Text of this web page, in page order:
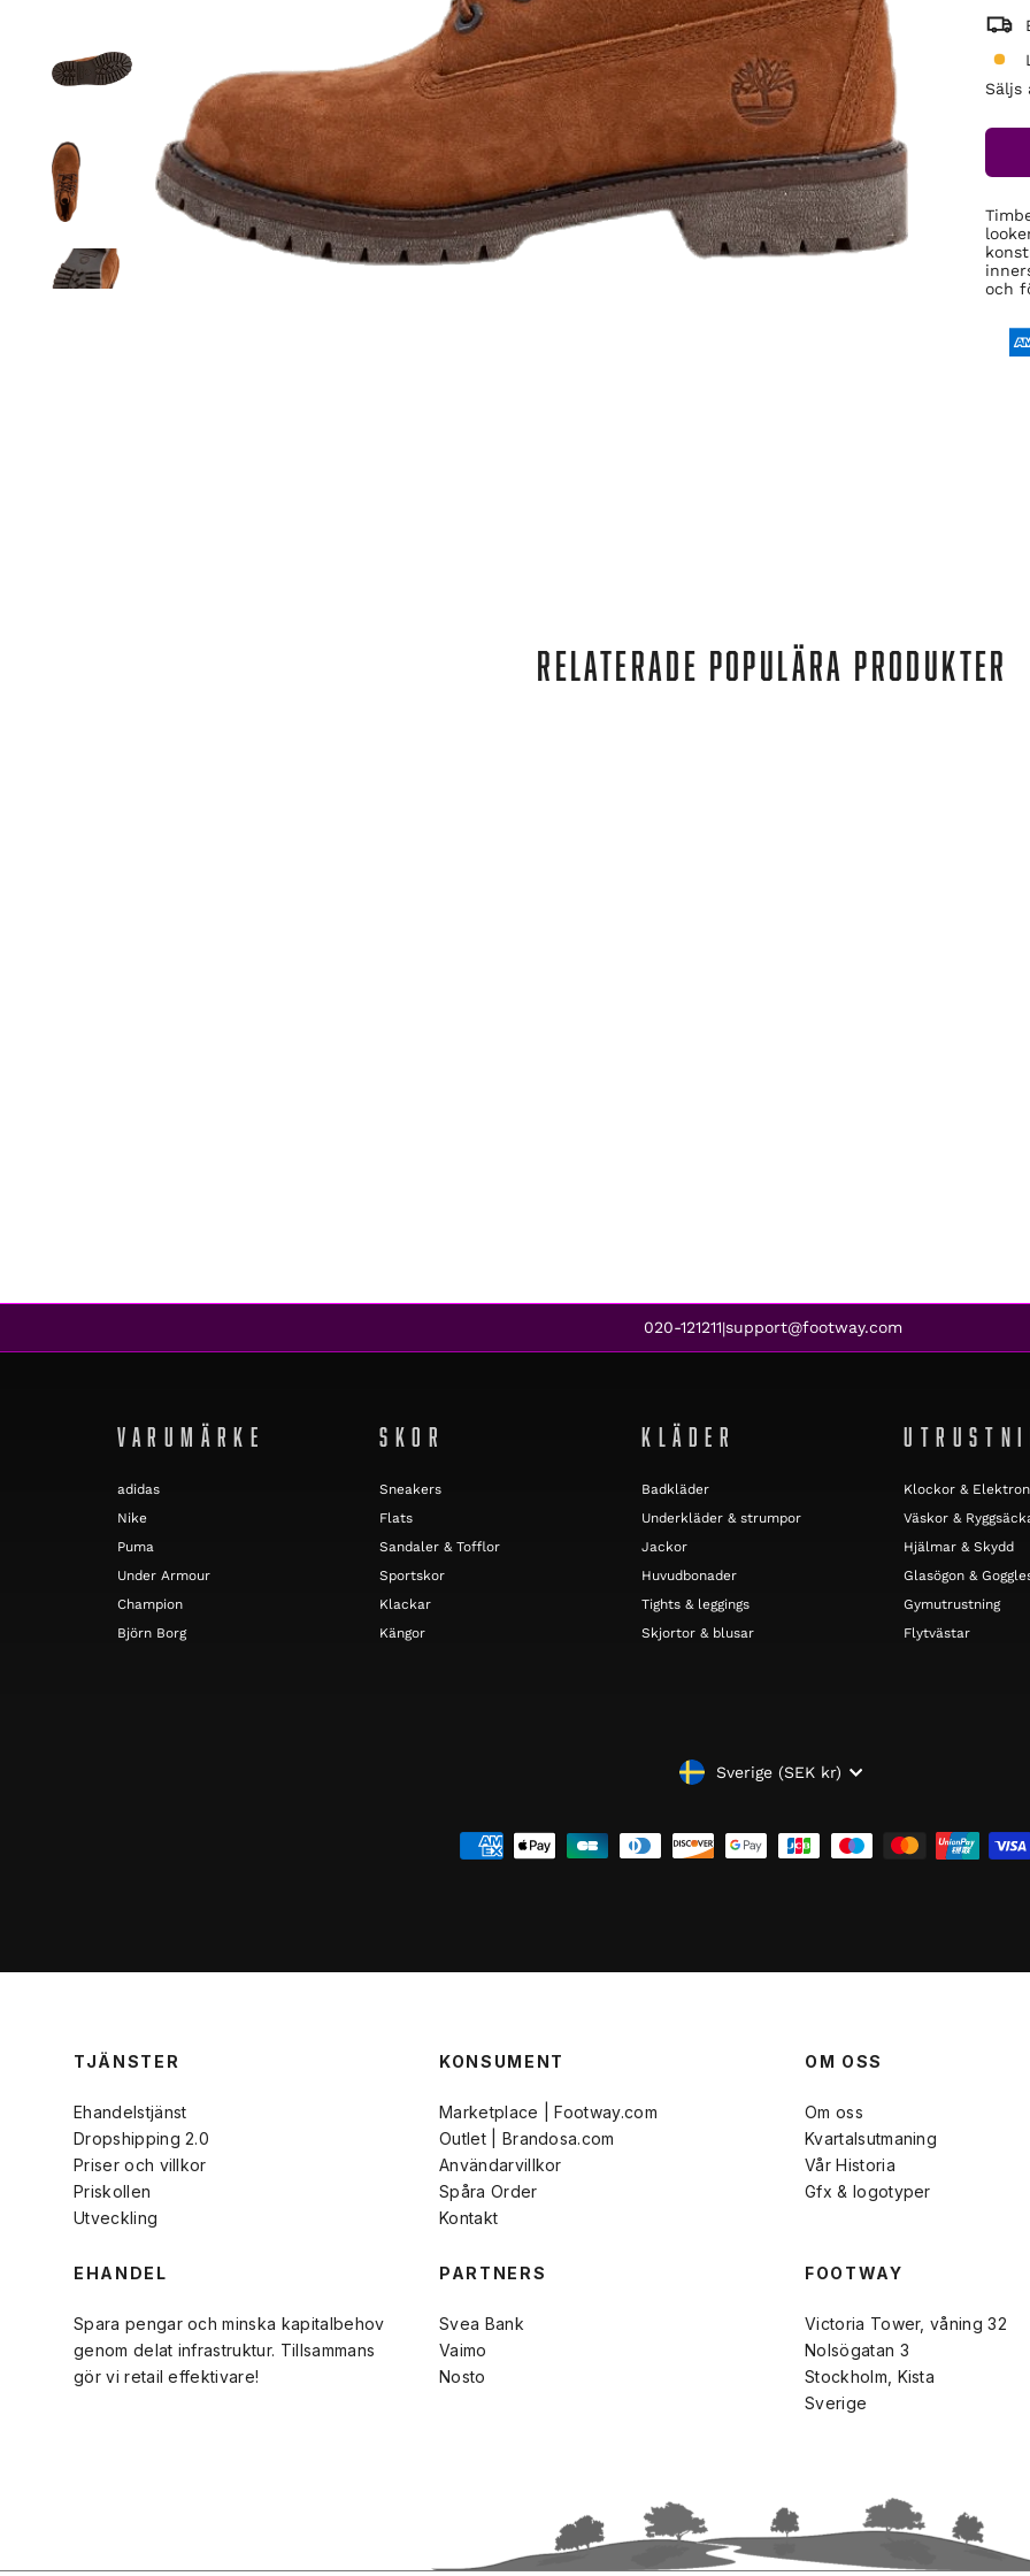
Säljs
och
RELATERADE POPULÄRA PRODUKTER
020-121211|support@footway.com
VARUMÄRKE
adidas
Nike
Puma
Under Armour
Champion
Björn Borg
SKOR
Sneakers
Flats
Sandaler & Tofflor
Sportskor
Klackar
Kängor
KLÄDER
Badkläder
Underkläder & strumpor
Jackor
Huvudbonader
Tights & leggings
Skjortor & blusar
Klockor &
Väskor &
Hjälmar & Skydd
Glasögon &
Gymutrustning
Flytvästar
VALUTA
Sverige (SEK kr)
TJÄNSTER
Ehandelstjänst
Dropshipping 2.0
Priser och villkor
Priskollen
Utveckling
KONSUMENT
Marketplace | Footway.com
Outlet | Brandosa.com
Användarvillkor
Spåra Order
Kontakt
OM OSS
Om oss
Kvartalsutmaning
Vår Historia
Gfx & logotyper
EHANDEL
Spara pengar och minska kapitalbehov
genom delat infrastruktur. Tillsammans
gör vi retail effektivare!
PARTNERS
Svea Bank
Vaimo
Nosto
FOOTWAY
Victoria Tower, våning 32
Nolsögatan 3
Stockholm, Kista
Sverige